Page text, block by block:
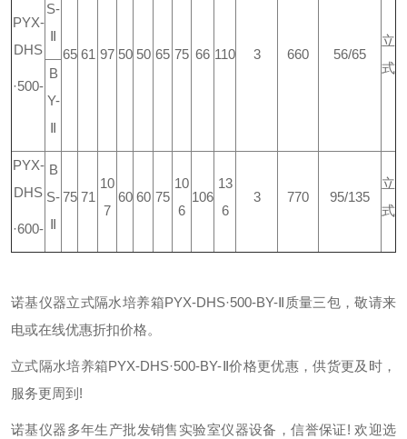
PYX-
DHS
·500-
S-
Ⅱ
65 61 97 50 50 65 75 66 110 3 660 56/65
立
式
B
Y-
Ⅱ
PYX-
DHS
·600-
B
S-
Ⅱ
75 71
10
7
60 60 75
10
6
106
13
6
3 770 95/135
立
式
诺基仪器立式隔水培养箱PYX-DHS·500-BY-Ⅱ质量三包，敬请来
电或在线优惠折扣价格。
立式隔水培养箱PYX-DHS·500-BY-Ⅱ价格更优惠，供货更及时，
服务更周到!
诺基仪器多年生产批发销售实验室仪器设备，信誉保证! 欢迎选